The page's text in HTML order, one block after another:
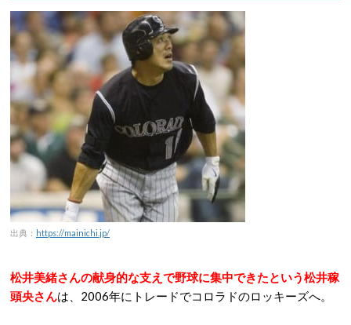
出典： https://mainichi.jp/
松井美緒さんの献身的な支えで野球に集中できたという松井稼
頭央さんは、2006年にトレードでコロラドのロッキーズへ。